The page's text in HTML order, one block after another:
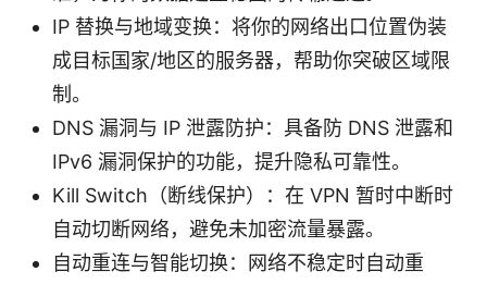
IP 替换与地域变换：将你的网络出口位置伪装
成目标国家/地区的服务器，帮助你突破区域限
制。
DNS 漏洞与 IP 泄露防护：具备防 DNS 泄露和
IPv6 漏洞保护的功能，提升隐私可靠性。
Kill Switch（断线保护）：在 VPN 暂时中断时
自动切断网络，避免未加密流量暴露。
自动重连与智能切换：网络不稳定时自动重